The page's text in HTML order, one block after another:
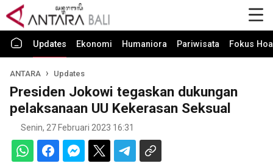
Updates Ekonomi Humaniora Pariwisata Fokus
ANTARA Updates
Presiden Jokowi tegaskan dukungan
pelaksanaan UU Kekerasan Seksual
Senin, 27 Februari 2023 16:31